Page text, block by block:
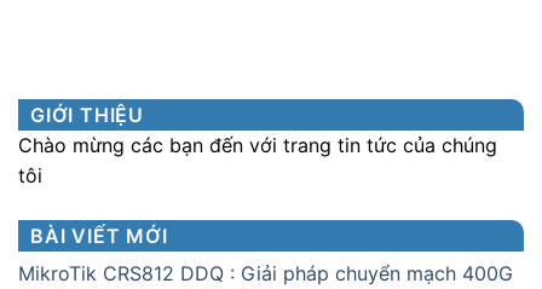
GIỚI THIỆU
Chào mừng các bạn đến với trang tin tức của chúng
tôi
BÀI VIẾT MỚI
MikroTik CRS812 DDQ : Giải pháp chuyển mạch 400G